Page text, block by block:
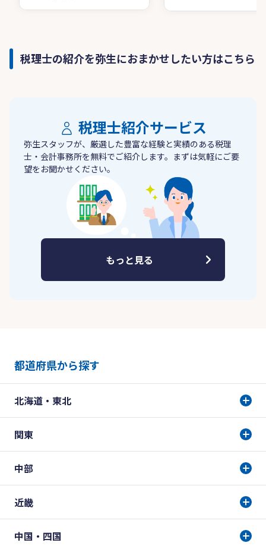
税理士の紹介を弥生におまかせしたい方はこちら
税理士紹介サービス
弥生スタッフが、厳選した豊富な経験と実績のある税理
士・会計事務所を無料でご紹介します。まずは気軽にご要
望をお聞かせください。
もっと見る
都道府県から探す
北海道・東北
関東
中部
近畿
中国・四国